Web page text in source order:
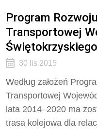
Program
Transportowej
30 lis 2015
Według założeń
Transportowej
lata 2014–2020 ma
trasa kolejowa dla